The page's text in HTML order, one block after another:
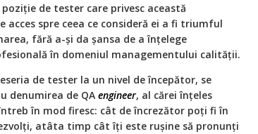
de tester care privesc această
spre ceea ce consideră ei a fi triumful
fără a-și da șansa de a înțelege
în domeniul managementului calității.
de tester la un nivel de începător, se
denumirea de QA engineer, al cărei înțeles
în mod firesc: cât de încrezător poți fi în
atâta timp cât îți este rușine să pronunți